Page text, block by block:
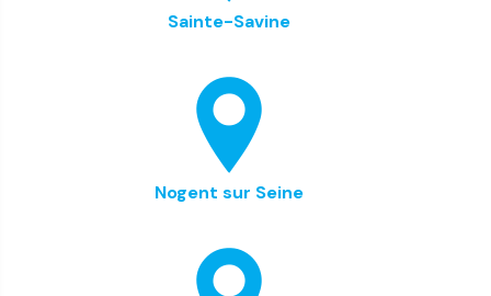
Sainte-Savine
Nogent sur Seine